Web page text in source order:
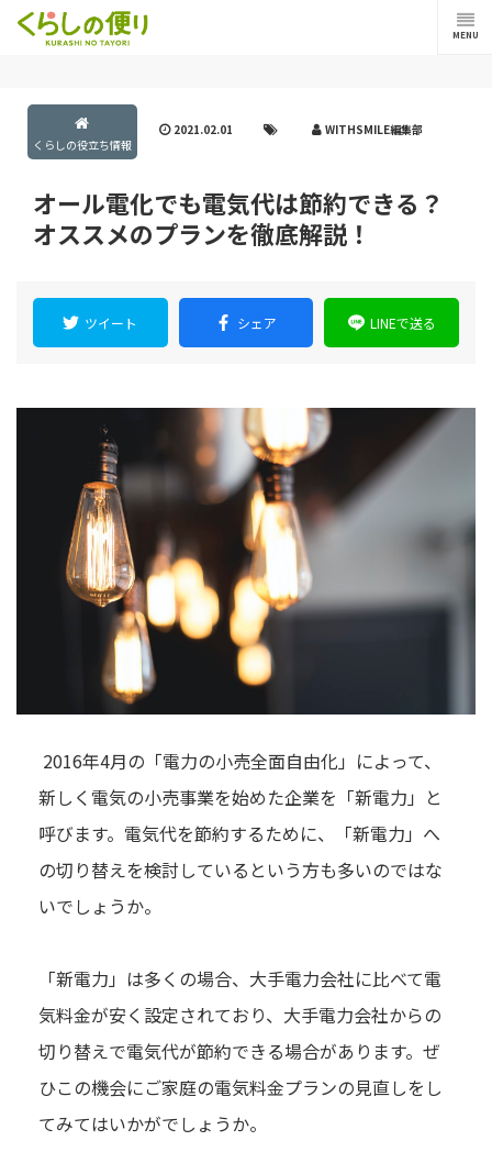
MENU
くらしの役立ち情報
2021.02.01 WITHSMILE編集部
オール電化でも電気代は節約できる？
オススメのプランを徹底解説！
ツイート シェア LINEで送る
2016年4月の「電力の小売全面自由化」によって、
新しく電気の小売事業を始めた企業を「新電力」と
呼びます。電気代を節約するために、「新電力」へ
の切り替えを検討しているという方も多いのではな
いでしょうか。
「新電力」は多くの場合、大手電力会社に比べて電
気料金が安く設定されており、大手電力会社からの
切り替えで電気代が節約できる場合があります。ぜ
ひこの機会にご家庭の電気料金プランの見直しをし
てみてはいかがでしょうか。